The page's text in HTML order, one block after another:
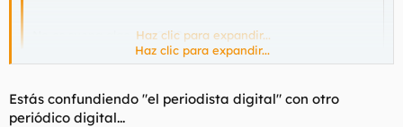
No os suena algo raro????Haz clic para expandir...
pierden el tiempo leyendolo
Haz clic para expandir...
Estás confundiendo "el periodista digital" con otro
periódico digital...